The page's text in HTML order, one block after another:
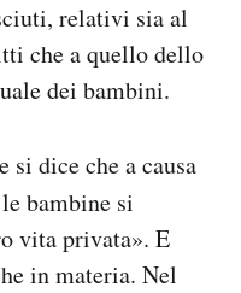
relativi sia al
che a quello dello
dei bambini.
si dice che a causa
bambine si
vita privata». E
in materia. Nel